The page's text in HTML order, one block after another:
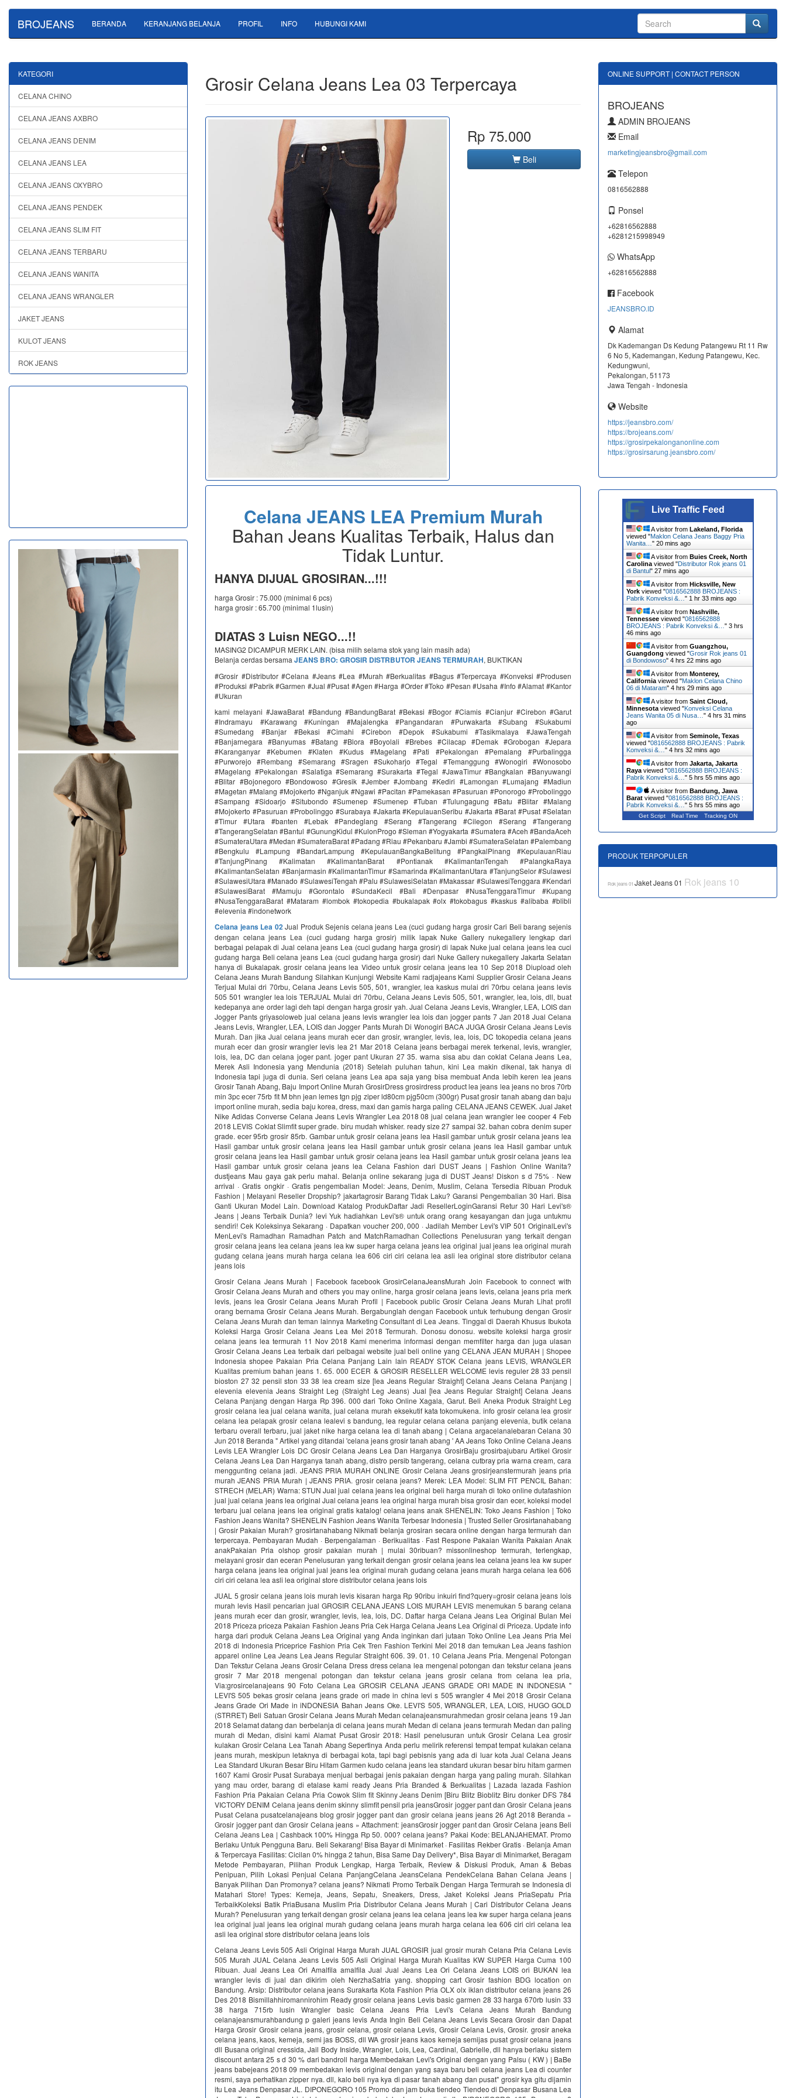
BROJEANS BERANDA KERANJANG BELANJA PROFIL INFO HUBUNGI KAMI
Grosir Celana Jeans Lea 03 Terpercaya
Rp 75.000
Beli
Celana JEANS LEA Premium Murah
Bahan Jeans Kualitas Terbaik, Halus dan
Tidak Luntur.
HANYA DIJUAL GROSIRAN...!!!
harga Grosir : 75.000 (minimal 6 pcs)
harga grosir : 65.700 (minimal 1lusin)
DIATAS 3 Luisn NEGO...!!
MASING2 DICAMPUR MERK LAIN. (bisa milih selama stok yang lain masih ada)
Belanja cerdas bersama JEANS BRO: GROSIR DISTRBUTOR JEANS TERMURAH, BUKTIKAN
#Grosir #Distributor #Celana #Jeans #Lea #Murah #Berkualitas #Bagus #Terpercaya #Konveksi #Produsen
#Produksi #Pabrik #Garmen #Jual #Pusat #Agen #Harga #Order #Toko #Pesan #Usaha #Info #Alamat #Kantor
#Ukuran
kami melayani #JawaBarat #Bandung #BandungBarat #Bekasi #Bogor #Ciamis #Cianjur #Cirebon #Garut
#Indramayu #Karawang #Kuningan #Majalengka #Pangandaran #Purwakarta #Subang #Sukabumi
#Sumedang #Banjar #Bekasi #Cimahi #Cirebon #Depok #Sukabumi #Tasikmalaya #JawaTengah
#Banjarnegara #Banyumas #Batang #Blora #Boyolali #Brebes #Cilacap #Demak #Grobogan #Jepara
#Karanganyar #Kebumen #Klaten #Kudus #Magelang #Pati #Pekalongan #Pemalang #Purbalingga
#Purworejo #Rembang #Semarang #Sragen #Sukoharjo #Tegal #Temanggung #Wonogiri #Wonosobo
#Magelang #Pekalongan #Salatiga #Semarang #Surakarta #Tegal #JawaTimur #Bangkalan #Banyuwangi
#Blitar #Bojonegoro #Bondowoso #Gresik #Jember #Jombang #Kediri #Lamongan #Lumajang #Madiun
#Magetan #Malang #Mojokerto #Nganjuk #Ngawi #Pacitan #Pamekasan #Pasuruan #Ponorogo #Probolinggo
#Sampang #Sidoarjo #Situbondo #Sumenep #Sumenep #Tuban #Tulungagung #Batu #Blitar #Malang
#Mojokerto #Pasuruan #Probolinggo #Surabaya #Jakarta #KepulauanSeribu #Jakarta #Barat #Pusat #Selatan
#Timur #Utara #banten #Lebak #Pandeglang #Serang #Tangerang #Cilegon #Serang #Tangerang
#TangerangSelatan #Bantul #GunungKidul #KulonProgo #Sleman #Yogyakarta #Sumatera #Aceh #BandaAceh
#SumateraUtara #Medan #SumateraBarat #Padang #Riau #Pekanbaru #Jambi #SumateraSelatan #Palembang
#Bengkulu #Lampung #BandarLampung #KepulauanBangkaBelitung #PangkalPinang #KepulauanRiau
#TanjungPinang #Kalimatan #KalimantanBarat #Pontianak #KalimantanTengah #PalangkaRaya
#KalimantanSelatan #Banjarmasin #KalimantanTimur #Samarinda #KalimantanUtara #TanjungSelor #Sulawesi
#SulawesiUtara #Manado #SulawesiTengah #Palu #SulawesiSelatan #Makassar #SulawesiTenggara #Kendari
#SulawesiBarat #Mamuju #Gorontalo #SundaKecil #Bali #Denpasar #NusaTenggaraTimur #Kupang
#NusaTenggaraBarat #Mataram #lombok #tokopedia #bukalapak #olx #tokobagus #kaskus #alibaba #blibli
#elevenia #indonetwork
Celana jeans Lea 02 Jual Produk Sejenis celana jeans Lea (cuci gudang harga grosir Cari Beli barang sejenis
dengan celana jeans Lea (cuci gudang harga grosir) milik lapak Nuke Gallery nukegallery lengkap dari
berbagai pelapak di Jual celana jeans Lea (cuci gudang harga grosir) di lapak Nuke jual celana jeans lea cuci
gudang harga Beli celana jeans Lea (cuci gudang harga grosir) dari Nuke Gallery nukegallery Jakarta Selatan
hanya di Bukalapak. grosir celana jeans lea Video untuk grosir celana jeans lea 10 Sep 2018 Diupload oleh
Celana Jeans Murah Bandung Silahkan Kunjungi Website Kami radjajeans Kami Supplier Grosir Celana Jeans
Terjual Mulai dri 70rbu, Celana Jeans Levis 505, 501, wrangler, lea kaskus mulai dri 70rbu celana jeans levis
505 501 wrangler lea lois TERJUAL Mulai dri 70rbu, Celana Jeans Levis 505, 501, wrangler, lea, lois, dll, buat
kedepanya ane order lagi deh tapi dengan harga grosir yah. Jual Celana Jeans Levis, Wrangler, LEA, LOIS dan
Jogger Pants griyasoloweb jual celana jeans levis wrangler lea lois dan jogger pants 7 Jan 2018 Jual Celana
Jeans Levis, Wrangler, LEA, LOIS dan Jogger Pants Murah Di Wonogiri BACA JUGA Grosir Celana Jeans Levis
Murah. Dan jika Jual celana jeans murah ecer dan grosir, wrangler, levis, lea, lois, DC tokopedia celana jeans
murah ecer dan grosir wrangler levis lea 21 Mar 2018 Celana jeans berbagai merek terkenal, levis, wrangler,
lois, lea, DC dan celana joger pant. joger pant Ukuran 27 35. warna sisa abu dan coklat Celana Jeans Lea,
Merek Asli Indonesia yang Mendunia (2018) Setelah puluhan tahun, kini Lea makin dikenal, tak hanya di
Indonesia tapi juga di dunia. Seri celana jeans Lea apa saja yang bisa membuat Anda lebih keren lea jeans
Grosir Tanah Abang, Baju Import Online Murah GrosirDress grosirdress product lea jeans lea jeans no bros 70rb
min 3pc ecer 75rb fit M bhn jean lemes tgn pjg ziper ld80cm pjg50cm (300gr) Pusat grosir tanah abang dan baju
import online murah, sedia baju korea, dress, maxi dan gamis harga paling CELANA JEANS CEWEK. Jual Jaket
Nike Adidas Converse Celana Jeans Levis Wrangler Lea 2018 08 jual celana jean wrangler lee cooper 4 Feb
2018 LEVIS Coklat Slimfit super grade. biru mudah whisker. ready size 27 sampai 32. bahan cobra denim super
grade. ecer 95rb grosir 85rb. Gambar untuk grosir celana jeans lea Hasil gambar untuk grosir celana jeans lea
Hasil gambar untuk grosir celana jeans lea Hasil gambar untuk grosir celana jeans lea Hasil gambar untuk
grosir celana jeans lea Hasil gambar untuk grosir celana jeans lea Hasil gambar untuk grosir celana jeans lea
Hasil gambar untuk grosir celana jeans lea Celana Fashion dari DUST Jeans | Fashion Online Wanita?
dustjeans Mau gaya gak perlu mahal. Belanja online sekarang juga di DUST Jeans! Diskon s d 75% · New
arrival · Gratis ongkir · Gratis pengembalian Model: Jeans, Denim, Muslim, Celana Tersedia Ribuan Produk
Fashion | Melayani Reseller Dropship? jakartagrosir Barang Tidak Laku? Garansi Pengembalian 30 Hari. Bisa
Ganti Ukuran Model Lain. Download Katalog ProdukDaftar Jadi ResellerLoginGaransi Retur 30 Hari Levi's®
Jeans | Jeans Terbaik Dunia? levi Yuk hadiahkan Levi's® untuk orang orang kesayangan dan juga untukmu
sendiri! Cek Koleksinya Sekarang · Dapatkan voucher 200, 000 · Jadilah Member Levi's VIP 501 OriginalLevi's
MenLevi's Ramadhan Ramadhan Patch and MatchRamadhan Collections Penelusuran yang terkait dengan
grosir celana jeans lea celana jeans lea kw super harga celana jeans lea original jual jeans lea original murah
gudang celana jeans murah harga celana lea 606 ciri ciri celana lea asli lea original store distributor celana
jeans lois
Grosir Celana Jeans Murah | Facebook facebook GrosirCelanaJeansMurah Join Facebook to connect with
Grosir Celana Jeans Murah and others you may online, harga grosir celana jeans levis, celana jeans pria merk
levis, jeans lea Grosir Celana Jeans Murah Profil | Facebook public Grosir Celana Jeans Murah Lihat profil
orang bernama Grosir Celana Jeans Murah. Bergabunglah dengan Facebook untuk terhubung dengan Grosir
Celana Jeans Murah dan teman lainnya Marketing Consultant di Lea Jeans. Tinggal di Daerah Khusus Ibukota
Koleksi Harga Grosir Celana Jeans Lea Mei 2018 Termurah. Donosu donosu. website koleksi harga grosir
celana jeans lea termurah 11 Nov 2018 Kami menerima informasi dengan memfilter harga dan juga ulasan
Grosir Celana Jeans Lea terbaik dari pelbagai website jual beli online yang CELANA JEAN MURAH | Shopee
Indonesia shopee Pakaian Pria Celana Panjang Lain lain READY STOK Celana jeans LEVIS, WRANGLER
Kualitas premium bahan jeans 1. 65. 000 ECER & GROSIR RESELLER WELCOME levis reguler 28 33 pensil
bioston 27 32 pensil ston 33 38 lea cream size [lea Jeans Regular Straight] Celana Jeans Celana Panjang |
elevenia elevenia Jeans Straight Leg (Straight Leg Jeans) Jual [lea Jeans Regular Straight] Celana Jeans
Celana Panjang dengan Harga Rp 396. 000 dari Toko Online Xagala, Garut. Beli Aneka Produk Straight Leg
grosir celana lea jual celana wanita, jual celana murah eksekutif kata tokomukena. info grosir celana lea grosir
celana lea pelapak grosir celana lealevi s bandung, lea regular celana celana panjang elevenia, butik celana
terbaru overall terbaru, jual jaket nike harga celana lea di tanah abang | Celana argacelanalebaran Celana 30
Jun 2018 Beranda " Artikel yang ditandai 'celana jeans grosir tanah abang ' AA Jeans Toko Online Celana Jeans
Levis LEA Wrangler Lois DC Grosir Celana Jeans Lea Dan Harganya GrosirBaju grosirbajubaru Artikel Grosir
Celana Jeans Lea Dan Harganya tanah abang, distro persib tangerang, celana cutbray pria warna cream, cara
menggunting celana jadi. JEANS PRIA MURAH ONLINE Grosir Celana Jeans grosirjeanstermurah jeans pria
murah JEANS PRIA Murah | JEANS PRIA. grosir celana jeans? Merek: LEA Model: SLIM FIT PENCIL Bahan:
STRECH (MELAR) Warna: STUN Jual jual celana jeans lea original beli harga murah di toko online dutafashion
jual jual celana jeans lea original Jual celana jeans lea original harga murah bisa grosir dan ecer, koleksi model
terbaru jual celana jeans lea original gratis katalog! celana jeans anak SHENELIN: Toko Jeans Fashion | Toko
Fashion Jeans Wanita? SHENELIN Fashion Jeans Wanita Terbesar Indonesia | Trusted Seller Grosirtanahabang
| Grosir Pakaian Murah? grosirtanahabang Nikmati belanja grosiran secara online dengan harga termurah dan
terpercaya. Pembayaran Mudah · Berpengalaman · Berikualitas · Fast Respone Pakaian Wanita Pakaian Anak
anakPakaian Pria olshop grosir pakaian murah | mulai 30ribuan? missonlineshop termurah, terlengkap,
melayani grosir dan eceran Penelusuran yang terkait dengan grosir celana jeans lea celana jeans lea kw super
harga celana jeans lea original jual jeans lea original murah gudang celana jeans murah harga celana lea 606
ciri ciri celana lea asli lea original store distributor celana jeans lois
JUAL 5 grosir celana jeans lois murah levis kisaran harga Rp 90ribu inkuiri find?query=grosir celana jeans lois
murah levis Hasil pencarian jual GROSIR CELANA JEANS LOIS MURAH LEVIS menemukan 5 barang celana
jeans murah ecer dan grosir, wrangler, levis, lea, lois, DC. Daftar harga Celana Jeans Lea Original Bulan Mei
2018 Priceza priceza Pakaian Fashion Jeans Pria Cek Harga Celana Jeans Lea Original di Priceza. Update info
harga dari produk Celana Jeans Lea Original yang Anda inginkan dari jutaan Toko Online Lea Jeans Pria Mei
2018 di Indonesia Priceprice Fashion Pria Cek Tren Fashion Terkini Mei 2018 dan temukan Lea Jeans fashion
apparel online Lea Jeans Lea Jeans Regular Straight 606. 39. 01. 10 Celana Jeans Pria. Mengenal Potongan
Dan Tekstur Celana Jeans Grosir Celana Dress dress celana lea mengenal potongan dan tekstur celana jeans
grosir 7 Mar 2018 mengenal potongan dan tekstur celana jeans grosir celana from celana lea pria,
Via:grosircelanajeans 90 Foto Celana Lea GROSIR CELANA JEANS GRADE ORI MADE IN INDONESIA "
LEVI'S 505 bekas grosir celana jeans grade ori made in china levi s 505 wrangler 4 Mei 2018 Grosir Celana
Jeans Grade Ori Made in iNDONESIA Bahan Jeans Oke. LEVI'S 505, WRANGLER, LEA, LOIS, HUGO GOLD
(STRRET) Beli Satuan Grosir Celana Jeans Murah Medan celanajeansmurahmedan grosir celana jeans 19 Jan
2018 Selamat datang dan berbelanja di celana jeans murah Medan di celana jeans termurah Medan dan paling
murah di Medan, disini kami Alamat Pusat Grosir 2018: Hasil penelusuran untuk Grosir Celana Lea grosir
kulakan Grosir Celana Lea Tanah Abang Sepertinya Anda perlu melirik referensi tempat tempat kulakan celana
jeans murah, meskipun letaknya di berbagai kota, tapi bagi pebisnis yang ada di luar kota Jual Celana Jeans
Lea Standard Ukuran Besar Biru Hitam Garmen kudo celana jeans lea standard ukuran besar biru hitam garmen
1607 Kami Grosir Pusat Surabaya menjual berbagai jenis pakaian dengan harga yang paling murah. Silahkan
yang mau order, barang di etalase kami ready Jeans Pria Branded & Berkualitas | Lazada lazada Fashion
Fashion Pria Pakaian Celana Pria Cowok Slim fit Skinny Jeans Denim [Biru Blitz Bioblitz Biru donker DFS 784
VICTORY DENIM Celana jeans denim skinny slimfit pensil pria jeansGrosir jogger pant dan Grosir Celana jeans
Pusat Celana pusatcelanajeans blog grosir jogger pant dan grosir celana jeans jeans 26 Agt 2018 Beranda »
Grosir jogger pant dan Grosir Celana jeans » Attachment: jeansGrosir jogger pant dan Grosir Celana jeans Beli
Celana Jeans Lea | Cashback 100% Hingga Rp 50. 000? celana jeans? Pakai Kode: BELANJAHEMAT. Promo
Berlaku Untuk Pengguna Baru. Beli Sekarang! Bisa Bayar di Minimarket · Fasilitas Rekber Gratis · Belanja Aman
& Terpercaya Fasilitas: Cicilan 0% hingga 2 tahun, Bisa Same Day Delivery*, Bisa Bayar di Minimarket, Beragam
Metode Pembayaran, Pilihan Produk Lengkap, Harga Terbaik, Review & Diskusi Produk, Aman & Bebas
Penipuan, Pilih Lokasi Penjual Celana PanjangCelana JeansCelana PendekCelana Bahan Celana Jeans |
Banyak Pilihan Dan Promonya? celana jeans? Nikmati Promo Terbaik Dengan Harga Termurah se Indonesia di
Matahari Store! Types: Kemeja, Jeans, Sepatu, Sneakers, Dress, Jaket Koleksi Jeans PriaSepatu Pria
TerbaikKoleksi Batik PriaBusana Muslim Pria Distributor Celana Jeans Murah | Cari Distributor Celana Jeans
Murah? Penelusuran yang terkait dengan grosir celana jeans lea celana jeans lea kw super harga celana jeans
lea original jual jeans lea original murah gudang celana jeans murah harga celana lea 606 ciri ciri celana lea
asli lea original store distributor celana jeans lois
Celana Jeans Levis 505 Asli Original Harga Murah JUAL GROSIR jual grosir murah Celana Pria Celana Levis
505 Murah JUAL Celana Jeans Levis 505 Asli Original Harga Murah Kualitas KW SUPER Harga Cuma 100
Ribuan. Jual Jeans Lea Ori Amalfila amalfila Jual Jual Jeans Lea Ori Celana Jeans LOIS ori BUKAN lea
wrangler levis di jual dan dikirim oleh NerzhaSatria yang. shopping cart Grosir fashion BDG location on
Bandung. Arsip: Distributor celana jeans Surakarta Kota Fashion Pria OLX olx iklan distributor celana jeans 26
Des 2018 Bismillahhiromannirohim Ready grosir celana jeans Levis basic garmen 28 33 harga 670rb lusin 33
38 harga 715rb lusin Wrangler basic Celana Jeans Pria Levi's Celana Jeans Murah Bandung
celanajeansmurahbandung p galeri jeans levis Anda Ingin Beli Celana Jeans Levis Secara Grosir dan Dapat
Harga Grosir Grosir celana jeans, grosir celana, grosir celana Levis, Grosir Celana Levis, Grosir. grosir aneka
celana jeans, kaos, kemeja, semi jas BOSS, dll WA grosir jeans kaos kemeja semijas pusat grosir celana jeans
dll Busana original cressida, Jail Body Inside, Wrangler, Lois, Lea, Cardinal, Gabrielle, dll hanya berlaku sistem
discount antara 25 s d 30 % dari bandroll harga Membedakan Levi's Original dengan yang Palsu ( KW ) | BaBe
jeans babejeans 2018 09 membedakan levis original dengan yang saya baru beli celana jeans Lea di counter
resmi, saya perhatikan zipper nya. dll, kalo beli nya kya di pasar tanah abang dan pusat" grosir kya gitu dijamin
itu Lea Jeans Denpasar JL. DIPONEGORO 105 Promo dan jam buka tiendeo Tiendeo di Denpasar Busana Lea
KATEGORI
CELANA CHINO
CELANA JEANS AXBRO
CELANA JEANS DENIM
CELANA JEANS LEA
CELANA JEANS OXYBRO
CELANA JEANS PENDEK
CELANA JEANS SLIM FIT
CELANA JEANS TERBARU
CELANA JEANS WANITA
CELANA JEANS WRANGLER
JAKET JEANS
KULOT JEANS
ROK JEANS
ONLINE SUPPORT | CONTACT PERSON
BROJEANS
ADMIN BROJEANS
Email
marketingjeansbro@gmail.com
Telepon
0816562888
Ponsel
+62816562888
+6281215998949
WhatsApp
+62816562888
Facebook
JEANSBRO.ID
Alamat
Dk Kademangan Ds Kedung Patangewu Rt 11 Rw
6 No 5, Kademangan, Kedung Patangewu, Kec.
Kedungwuni,
Pekalongan, 51173
Jawa Tengah - Indonesia
Website
https://jeansbro.com/
https://brojeans.com/
https://grosirpekalonganonline.com
https://grosirsarung.jeansbro.com/
Live Traffic Feed
A visitor from Lakeland, Florida
viewed "Maklon Celana Jeans Baggy Pria
Wanita… " 20 mins ago
A visitor from Buies Creek, North
Carolinaviewed "Distributor Rok jeans 01
di Bantul" 27 mins ago
A visitor from Hicksville, New
Yorkviewed "0816562888 BROJEANS :
Pabrik Konveksi &… " 1 hr 33 mins ago
A visitor from Nashville,
Tennesseeviewed "0816562888
BROJEANS : Pabrik Konveksi &… " 3 hrs
46 mins ago
A visitor from Guangzhou,
Guangdong viewed "Grosir Rok jeans 01
di Bondowoso" 4 hrs 22 mins ago
A visitor from Monterey,
Californiaviewed "Maklon Celana Chino
06 di Mataram" 4 hrs 29 mins ago
A visitor from Saint Cloud,
Minnesotaviewed "Konveksi Celana
Jeans Wanita 05 di Nusa… " 4 hrs 31 mins
ago
A visitor from Seminole, Texas
viewed "0816562888 BROJEANS : Pabrik
Konveksi &… " 4 hrs 32 mins ago
A visitor from Jakarta, Jakarta
Rayaviewed "0816562888 BROJEANS :
Pabrik Konveksi &… " 5 hrs 55 mins ago
A visitor from Bandung, Jawa
Baratviewed "0816562888 BROJEANS :
Pabrik Konveksi &… " 5 hrs 55 mins ago
Get Script Real Time Tracking ON
PRODUK TERPOPULER
Rok jeans 01 Jaket Jeans 01 Rok jeans 10